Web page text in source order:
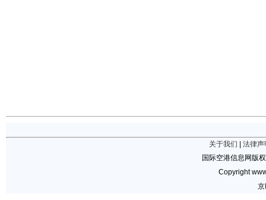
关于我们
法律声
国际空港信息网版
Copyright